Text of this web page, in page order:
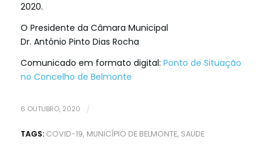
2020.
O Presidente da Câmara Municipal
Dr. António Pinto Dias Rocha
Comunicado em formato digital: Ponto de Situação
no Concelho de Belmonte
6 OUTUBRO, 2020 /
TAGS: COVID-19, MUNICÍPIO DE BELMONTE, SAUDE